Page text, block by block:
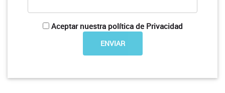
Aceptar nuestra política de Privacidad